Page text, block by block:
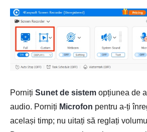
Porniți Sunet de sistem opțiunea de
audio. Porniți Microfon pentru a-ți
același timp; nu uitați să reglați